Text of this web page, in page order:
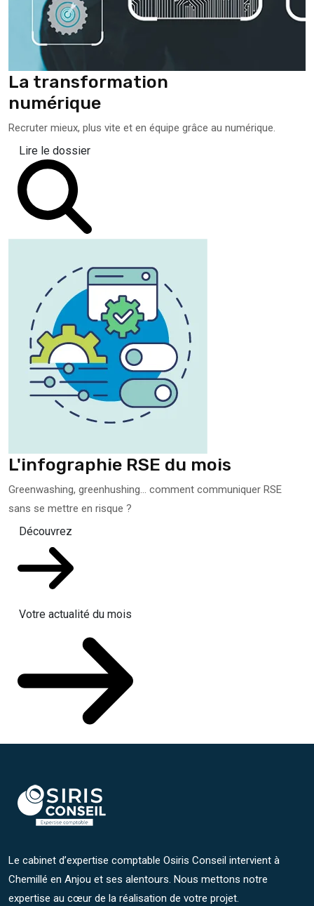
La transformation
numérique
Recruter mieux, plus vite et en équipe grâce au numérique.
Lire le dossier
L'infographie RSE du mois
Greenwashing, greenhushing… comment communiquer RSE
sans se mettre en risque ?
Découvrez
Votre actualité du mois
Le cabinet d’expertise comptable Osiris Conseil intervient à
Chemillé en Anjou et ses alentours. Nous mettons notre
expertise au cœur de la réalisation de votre projet.